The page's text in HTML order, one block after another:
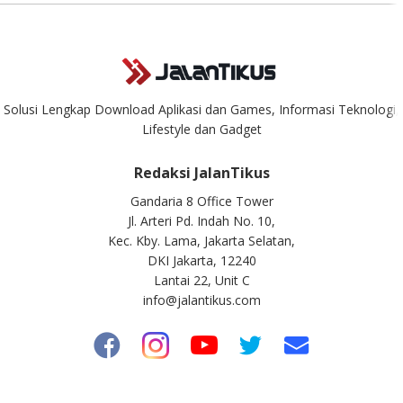
Solusi Lengkap Download Aplikasi dan Games, Informasi Teknologi,
Lifestyle dan Gadget
Redaksi JalanTikus
Gandaria 8 Office Tower
Jl. Arteri Pd. Indah No. 10,
Kec. Kby. Lama, Jakarta Selatan,
DKI Jakarta, 12240
Lantai 22, Unit C
info@jalantikus.com